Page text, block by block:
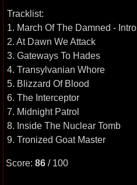
Tracklist:
1. March Of The Damned - Intro
2. At Dawn We Attack
3. Gateways To Hades
4. Transylvanian Whore
5. Blizzard Of Blood
6. The Interceptor
7. Midnight Patrol
8. Inside The Nuclear Tomb
9. Tronized Goat Master
Score: 86 / 100